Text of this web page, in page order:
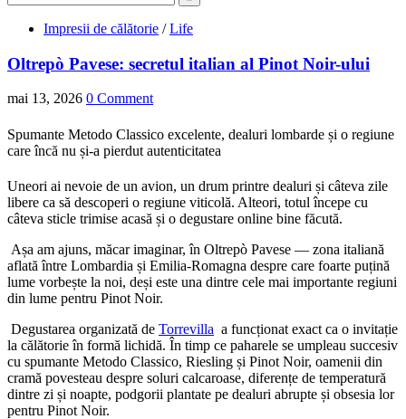
Impresii de călătorie /Life
Oltrepò Pavese: secretul italian al Pinot Noir-ului
mai 13, 2026 0 Comment
Spumante Metodo Classico excelente, dealuri lombarde și o regiune
care încă nu și-a pierdut autenticitatea
Uneori ai nevoie de un avion, un drum printre dealuri și câteva zile
libere ca să descoperi o regiune viticolă. Alteori, totul începe cu
câteva sticle trimise acasă și o degustare online bine făcută.
Așa am ajuns, măcar imaginar, în Oltrepò Pavese — zona italiană
aflată între Lombardia și Emilia-Romagna despre care foarte puțină
lume vorbește la noi, deși este una dintre cele mai importante regiuni
din lume pentru Pinot Noir.
Degustarea organizată de Torrevilla a funcționat exact ca o invitație
la călătorie în formă lichidă. În timp ce paharele se umpleau succesiv
cu spumante Metodo Classico, Riesling și Pinot Noir, oamenii din
cramă povesteau despre soluri calcaroase, diferențe de temperatură
dintre zi și noapte, podgorii plantate pe dealuri abrupte și obsesia lor
pentru Pinot Noir.